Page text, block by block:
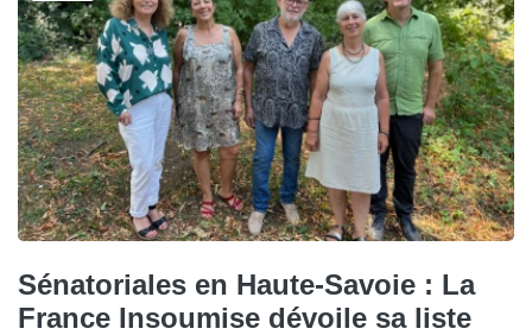
Sénatoriales en Haute-Savoie : La
France Insoumise dévoile sa liste